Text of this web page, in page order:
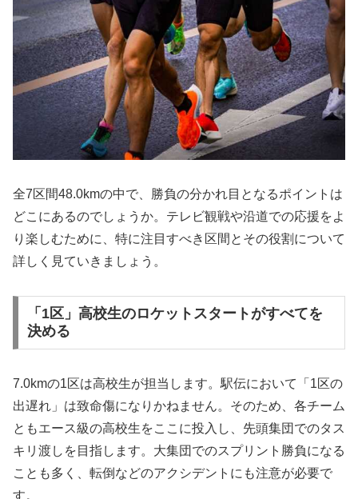
全7区間48.0kmの中で、勝負の分かれ目となるポイントは
どこにあるのでしょうか。テレビ観戦や沿道での応援をよ
り楽しむために、特に注目すべき区間とその役割について
詳しく見ていきましょう。
「1区」高校生のロケットスタートがすべてを
決める
7.0kmの1区は高校生が担当します。駅伝において「1区の
出遅れ」は致命傷になりかねません。そのため、各チーム
ともエース級の高校生をここに投入し、先頭集団でのタス
キリ渡しを目指します。大集団でのスプリント勝負になる
ことも多く、転倒などのアクシデントにも注意が必要で
す。